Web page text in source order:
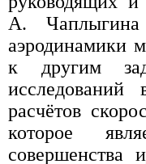
А.
аэродинамики
к другим
исследований
расчётов
которое
совершенства